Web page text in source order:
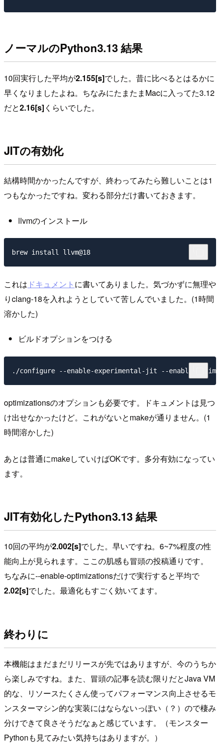
ノーマルのPython3.13 結果
10回実行した平均が2.155[s]でした。昔に比べるとはるかに
早くなりましたよね。ちなみにたまたまMacに入ってた3.12
だと2.16[s]くらいでした。
JITの有効化
結構時間かかったんですが、終わってみたら難しいことは1
つもなかったですね。変わる部分だけ書いておきます。
llvmのインストール
これは ドキュメント に書いてありました。気づかずに無理や
りclang-18を入れようとしていて苦しんでいました。(1時間
溶かした)
ビルドオプションをつける
optimizationsのオプションも必要です。ドキュメントは見つ
け出せなかったけど。これがないとmakeが通りません。(1
時間溶かした)
あとは普通にmakeしていけばOKです。多分有効になってい
ます。
JIT有効化したPython3.13 結果
10回の平均が2.002[s]でした。早いですね。6~7%程度の性
能向上が見られます。ここの肌感も冒頭の投稿通りです。
ちなみに--enable-optimizationsだけで実行すると平均で
2.02[s]でした。最適化もすごく効いてます。
終わりに
本機能はまだまだリリースが先ではありますが、今のうちか
ら楽しみですね。また、冒頭の記事を読む限りだとJava VM
的な、リソースたくさん使ってパフォーマンス向上させるモ
ンスターマシン的な実装にはならないっぽい（？）ので棲み
分けできて良さそうだなぁと感じています。（モンスター
Pythonも見てみたい気持ちはありますが。）